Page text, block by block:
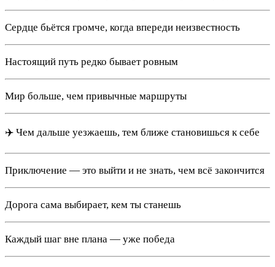
Сердце бьётся громче, когда впереди неизвестность
Настоящий путь редко бывает ровным
Мир больше, чем привычные маршруты
✈️ Чем дальше уезжаешь, тем ближе становишься к себе
Приключение — это выйти и не знать, чем всё закончится
Дорога сама выбирает, кем ты станешь
Каждый шаг вне плана — уже победа